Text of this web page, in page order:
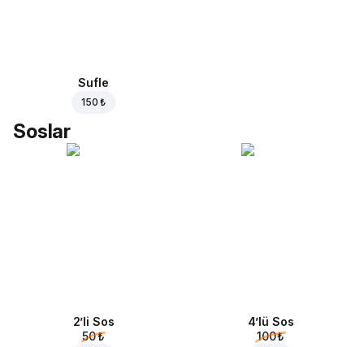
Sufle
150 ₺
Soslar
2’li Sos
50 ₺
4’lü Sos
100 ₺